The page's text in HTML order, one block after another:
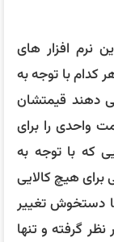
نرم افزار های
کدام با توجه به
دهند قیمتشان
واحدی را برای
که با توجه به
هیچ کالایی
دستخوش تغییر
گرفته و تنها